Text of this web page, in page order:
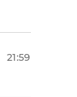
21:59